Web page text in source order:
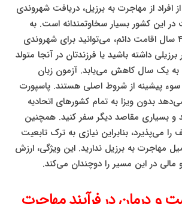
افراد از مهاجرت به برزیل، دریافت شهروندی
این کشور بسیار سخاوتمندانه است. به
طور معمول، پس از ۴ سال اقامت دائم، می‌توانید برای شهروندی
داشته باشید یا فرزندتان در آنجا متولد
یک سال کاهش می‌یابد. آزمون زبان
سوء پیشینه از شروط اصلی هستند. پاسپورت
بدون ویزا به تمام کشورهای اتحادیه
و بسیاری مقاصد دیگر سفر کنید. همچنین
می‌پذیرد، بنابراین نیازی به ترک تابعیت
مهاجرت به برزیل ندارید. این ویژگی، ارزش
مالی در این مسیر را دوچندان می‌کند.